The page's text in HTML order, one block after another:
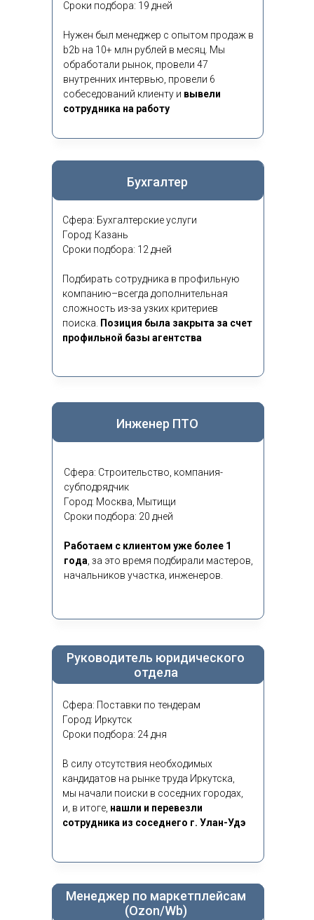
Сроки подбора: 19 дней
Нужен был менеджер с опытом продаж в
b2b на 10+ млн рублей в месяц. Мы
обработали рынок, провели 47
внутренних интервью, провели 6
собеседований клиенту и вывели
сотрудника на работу
Бухгалтер
Сфера: Бухгалтерские услуги
Город: Казань
Сроки подбора: 12 дней
Подбирать сотрудника в профильную
компанию–всегда дополнительная
сложность из-за узких критериев
поиска.
Позиция была закрыта за счет
профильной базы агентства
Инженер ПТО
Сфера: Строительство, компания-
субподрядчик
Город: Москва, Мытищи
Сроки подбора: 20 дней
Работаем с клиентом уже более 1
года за это время подбирали мастеров,
начальников участка, инженеров.
Руководитель юридического
отдела
Сфера: Поставки по тендерам
Город: Иркутск
Сроки подбора: 24 дня
В силу отсутствия необходимых
кандидатов на рынке труда Иркутска,
мы начали поиски в соседних городах,
и, в итоге, нашли и перевезли
сотрудника из соседнего г. Улан-Удэ
Менеджер по маркетплейсам
(Ozon/Wb)